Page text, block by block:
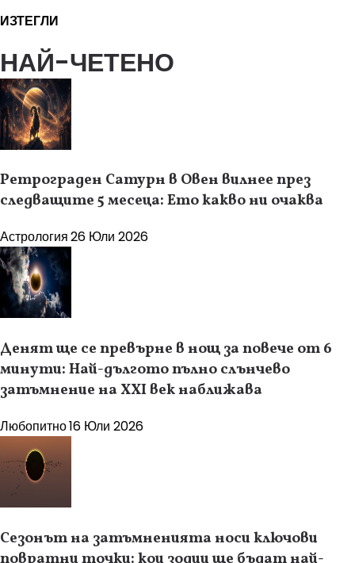
ИЗТЕГЛИ
НАЙ-ЧЕТЕНО
Ретрограден Сатурн в Овен вилнее през
следващите 5 месеца: Ето какво ни очаква
Астрология26 Юли 2026
Денят ще се превърне в нощ за повече от 6
минути: Най-дългото пълно слънчево
затъмнение на XXI век наближава
Любопитно16 Юли 2026
Сезонът на затъмненията носи ключови